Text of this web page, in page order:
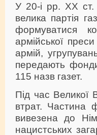
У 20-і рр. ХХ ст.
велика партія
формуватися
армійської
армій,
передають
115 назв газет.
Під час Великої
втрат. Частина
вивезена до
нацистських